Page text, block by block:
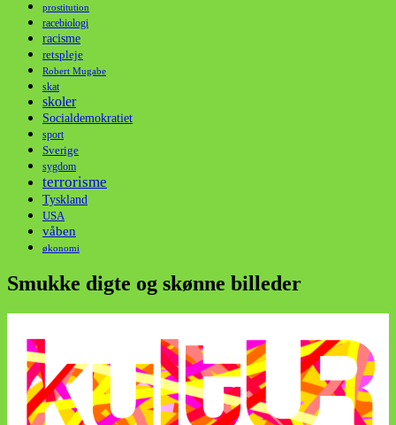
prostitution
racebiologi
racisme
retspleje
Robert Mugabe
skat
skoler
Socialdemokratiet
sport
Sverige
sygdom
terrorisme
Tyskland
USA
våben
økonomi
Smukke digte og skønne billeder